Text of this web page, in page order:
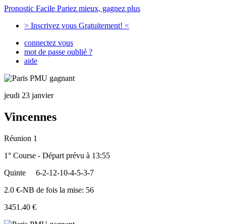
Pronostic Facile Pariez mieux, gagnez plus
> Inscrivez vous Gratuitement! <
connectez vous
mot de passe oublié ?
aide
jeudi 23 janvier
Vincennes
Réunion 1
1° Course - Départ prévu à 13:55
Quinte
6-2-12-10-4-5-3-7
2.0 €-NB de fois la mise: 56
3451.40 €